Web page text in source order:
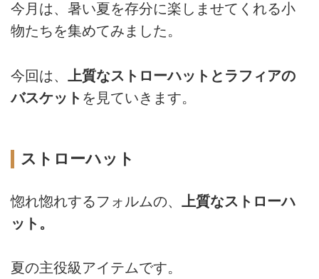
今月は、暑い夏を存分に楽しませてくれる小
物たちを集めてみました。
今回は、 上質なストローハットとラフィアの
バスケット を見ていきます。
ストローハット
惚れ惚れするフォルムの、 上質なストローハ
ット。
夏の主役級アイテムです。